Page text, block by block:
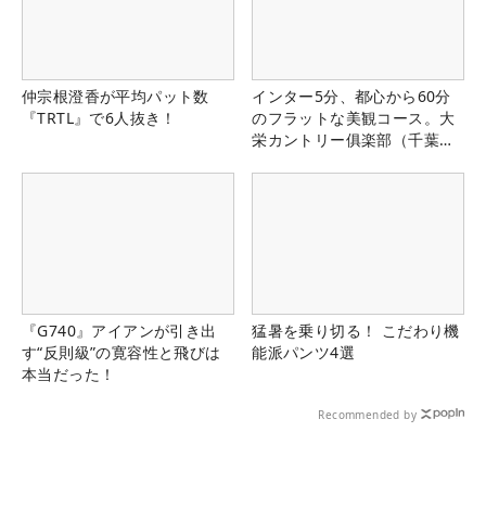
仲宗根澄香が平均パット数
『TRTL』で6人抜き！
インター5分、都心から60分
のフラットな美観コース。大
栄カントリー俱楽部（千葉
『G740』アイアンが引き出
す“反則級”の寛容性と飛びは
本当だった！
猛暑を乗り切る！ こだわり機
能派パンツ4選
Recommended by